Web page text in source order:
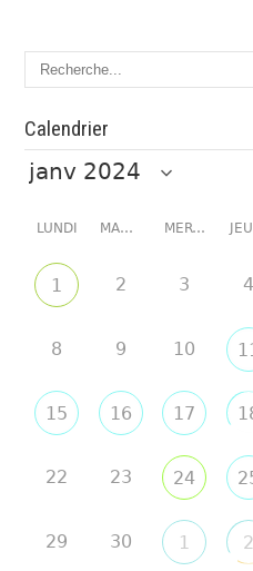
Calendrier
LUNDI MARDI MERCREDI
1 2 3 4
8 9 10
15 16 17
22 23 24
29 30 1 2